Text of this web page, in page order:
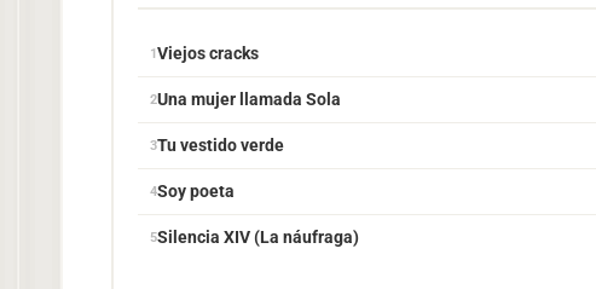
Viejos cracks
Una mujer llamada Sola
Tu vestido verde
Soy poeta
Silencia XIV (La náufraga)